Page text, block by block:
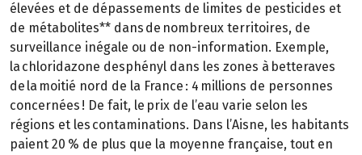
élevées et de dépassements de limites de pesticides et
de métabolites** dans de nombreux territoires, de
surveillance inégale ou de non-information. Exemple,
la chloridazone desphényl dans les zones à betteraves
de la moitié nord de la France : 4 millions de personnes
concernées ! De fait, le prix de l’eau varie selon les
régions et les contaminations. Dans l’Aisne, les habitants
paient 20 % de plus que la moyenne française, tout en